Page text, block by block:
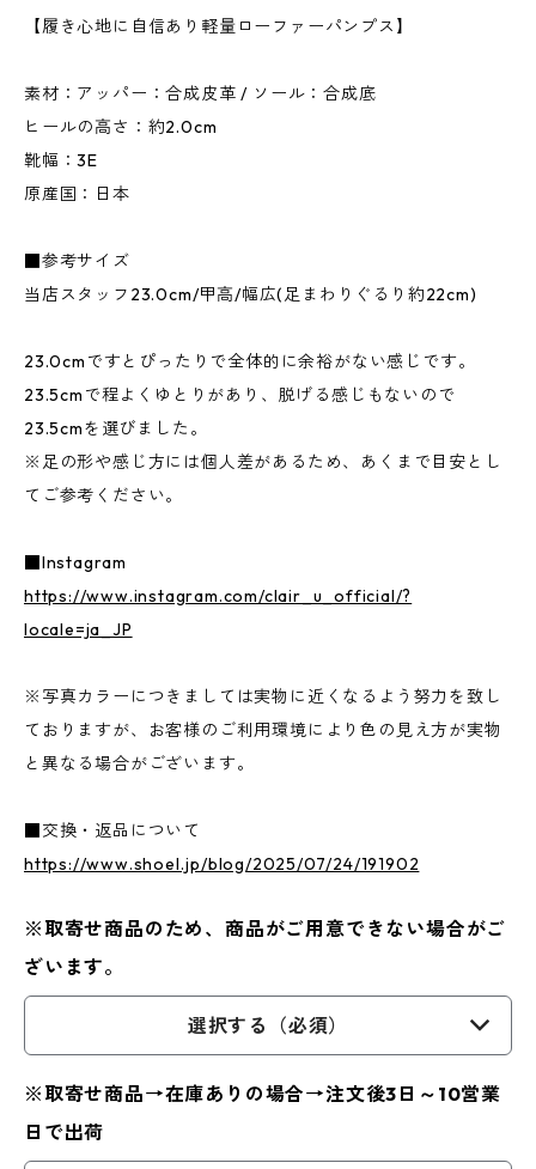
【履き心地に自信あり軽量ローファーパンプス】
素材：アッパー：合成皮革 / ソール：合成底
ヒールの高さ：約2.0cm
靴幅：3E
原産国：日本
■参考サイズ
当店スタッフ23.0cm/甲高/幅広(足まわりぐるり約22cm)
23.0cmですとぴったりで全体的に余裕がない感じです。
23.5cmで程よくゆとりがあり、脱げる感じもないので
23.5cmを選びました。
※足の形や感じ方には個人差があるため、あくまで目安とし
てご参考ください。
■Instagram
https://www.instagram.com/clair_u_official/?
locale=ja_JP
※写真カラーにつきましては実物に近くなるよう努力を致し
ておりますが、お客様のご利用環境により色の見え方が実物
と異なる場合がございます。
■交換・返品について
https://www.shoel.jp/blog/2025/07/24/191902
※取寄せ商品のため、商品がご用意できない場合がご
ざいます。
選択する（必須）
※取寄せ商品→在庫ありの場合→注文後3日～10営業
日で出荷